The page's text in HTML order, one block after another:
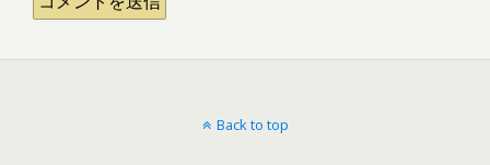
Back to top